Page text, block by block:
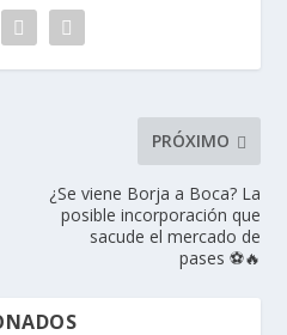
PRÓXIMO
¿Se viene Borja a Boca? La
posible incorporación que
sacude el mercado de
pases ⚽🔥